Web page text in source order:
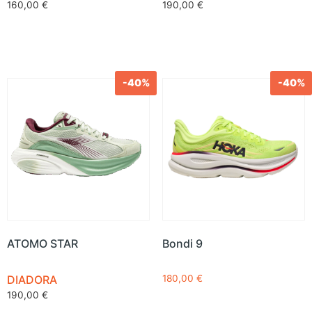
160,00 € 190,00 €
-40%
ATOMO STAR
DIADORA
190,00 €
-40%
Bondi 9
180,00 €